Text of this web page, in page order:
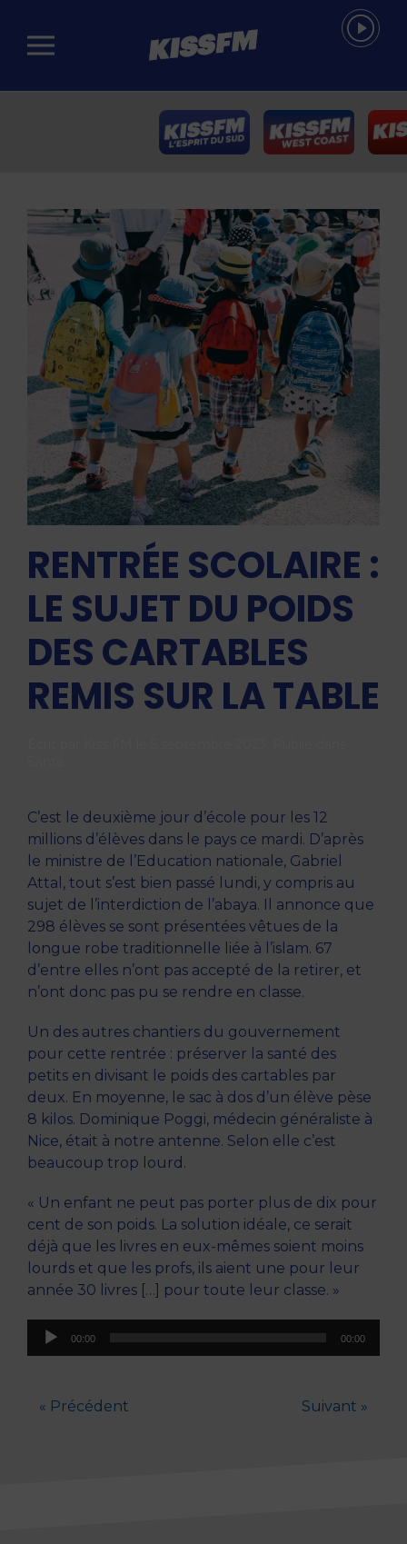
Passer au contenu principal
RENTRÉE SCOLAIRE :
LE SUJET DU POIDS
DES CARTABLES
REMIS SUR LA TABLE
C’est le deuxième jour d’école pour les 12
millions d’élèves dans le pays ce mardi. D’après
le ministre de l’Education nationale, Gabriel
Attal, tout s’est bien passé lundi, y compris au
sujet de l’interdiction de l’abaya. Il annonce que
298 élèves se sont présentées vêtues de la
longue robe traditionnelle liée à l’islam. 67
d’entre elles n’ont pas accepté de la retirer, et
n’ont donc pas pu se rendre en classe.
Un des autres chantiers du gouvernement
pour cette rentrée : préserver la santé des
petits en divisant le poids des cartables par
deux. En moyenne, le sac à dos d’un élève pèse
8 kilos. Dominique Poggi, médecin généraliste à
Nice, était à notre antenne. Selon elle c’est
beaucoup trop lourd.
« Un enfant ne peut pas porter plus de dix pour
cent de son poids. La solution idéale, ce serait
déjà que les livres en eux-mêmes soient moins
lourds et que les profs, ils aient une pour leur
année 30 livres […] pour toute leur classe. »
Lecteur
00:00 00:00
« Précédent Suivant »